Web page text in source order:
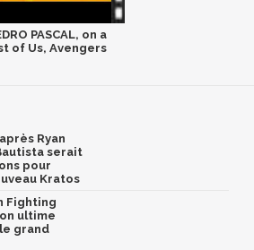
PASCAL, on a
of Us, Avengers
Ryan
serait
pour
Kratos
Fighting
ultime
grand